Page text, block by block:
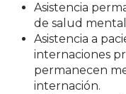
Asistencia
de salud
Asistencia a
internaciones
permanecen
internación.